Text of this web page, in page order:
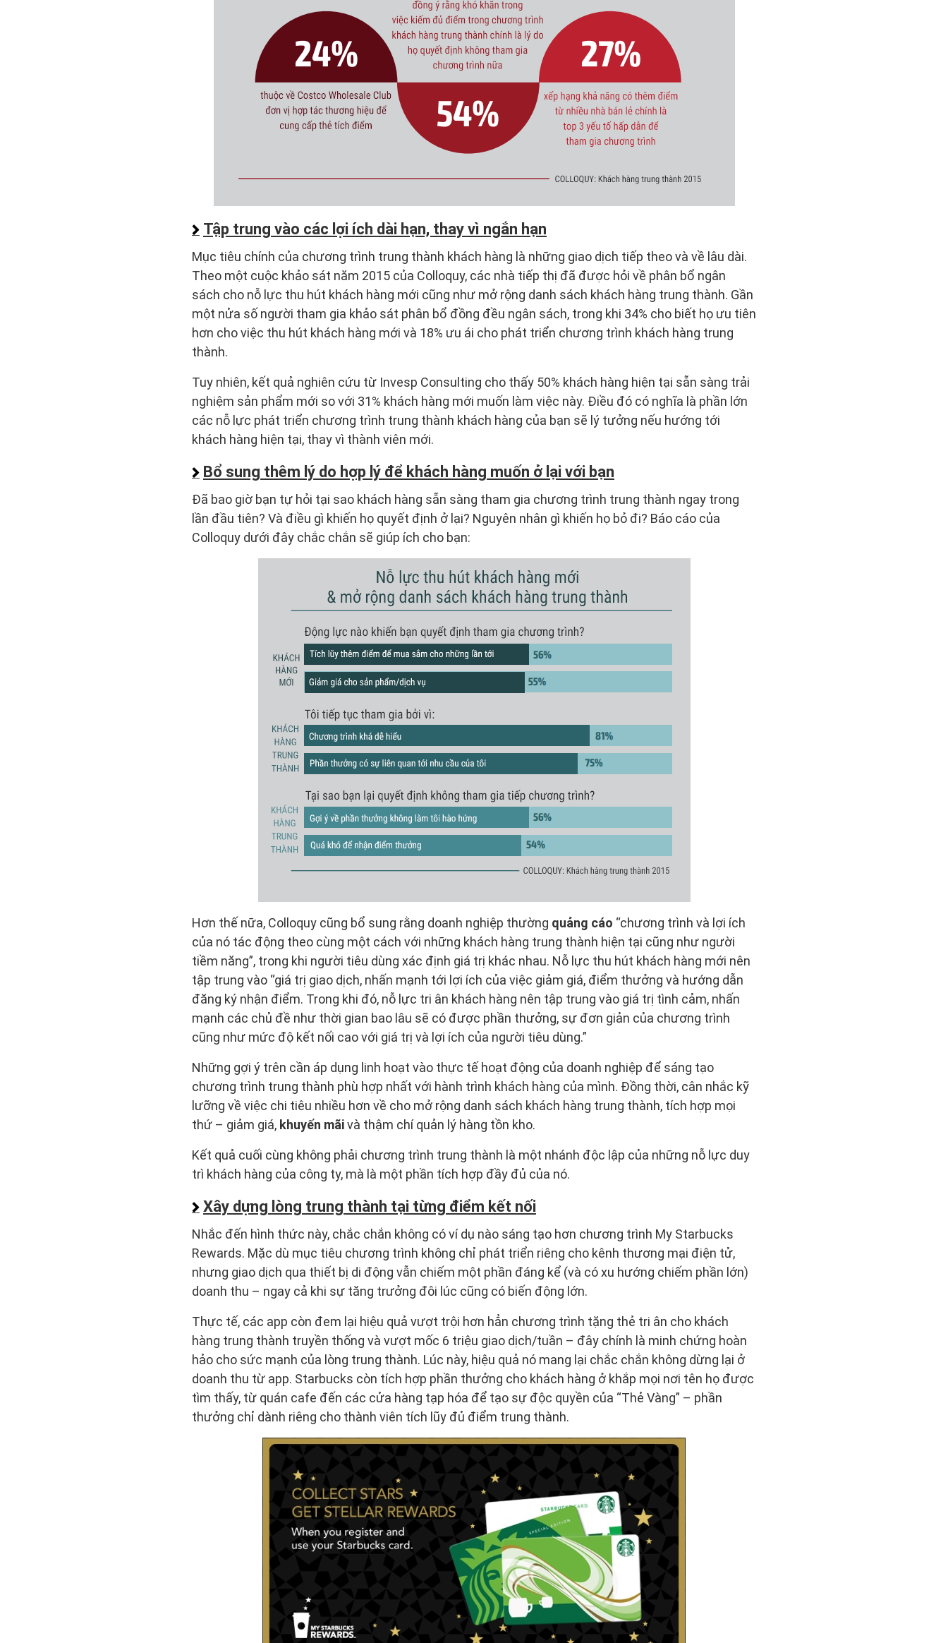
Tập trung vào các lợi ích dài hạn, thay vì ngắn hạn
Mục tiêu chính của chương trình trung thành khách hàng là những giao dịch tiếp theo và về lâu dài.
Theo một cuộc khảo sát năm 2015 của Colloquy, các nhà tiếp thị đã được hỏi về phân bổ ngân
sách cho nỗ lực thu hút khách hàng mới cũng như mở rộng danh sách khách hàng trung thành. Gần
một nửa số người tham gia khảo sát phân bổ đồng đều ngân sách, trong khi 34% cho biết họ ưu tiên
hơn cho việc thu hút khách hàng mới và 18% ưu ái cho phát triển chương trình khách hàng trung
thành.
Tuy nhiên, kết quả nghiên cứu từ Invesp Consulting cho thấy 50% khách hàng hiện tại sẵn sàng trải
nghiệm sản phẩm mới so với 31% khách hàng mới muốn làm việc này. Điều đó có nghĩa là phần lớn
các nỗ lực phát triển chương trình trung thành khách hàng của bạn sẽ lý tưởng nếu hướng tới
khách hàng hiện tại, thay vì thành viên mới.
Bổ sung thêm lý do hợp lý để khách hàng muốn ở lại với bạn
Đã bao giờ bạn tự hỏi tại sao khách hàng sẵn sàng tham gia chương trình trung thành ngay trong
lần đầu tiên? Và điều gì khiến họ quyết định ở lại? Nguyên nhân gì khiến họ bỏ đi? Báo cáo của
Colloquy dưới đây chắc chắn sẽ giúp ích cho bạn:
Hơn thế nữa, Colloquy cũng bổ sung rằng doanh nghiệp thường quảng cáo “chương trình và lợi ích
của nó tác động theo cùng một cách với những khách hàng trung thành hiện tại cũng như người
tiềm năng”, trong khi người tiêu dùng xác định giá trị khác nhau. Nỗ lực thu hút khách hàng mới nên
tập trung vào “giá trị giao dịch, nhấn mạnh tới lợi ích của việc giảm giá, điểm thưởng và hướng dẫn
đăng ký nhận điểm. Trong khi đó, nỗ lực tri ân khách hàng nên tập trung vào giá trị tình cảm, nhấn
mạnh các chủ đề như thời gian bao lâu sẽ có được phần thưởng, sự đơn giản của chương trình
cũng như mức độ kết nối cao với giá trị và lợi ích của người tiêu dùng.”
Những gợi ý trên cần áp dụng linh hoạt vào thực tế hoạt động của doanh nghiệp để sáng tạo
chương trình trung thành phù hợp nhất với hành trình khách hàng của mình. Đồng thời, cân nhắc kỹ
lưỡng về việc chi tiêu nhiều hơn về cho mở rộng danh sách khách hàng trung thành, tích hợp mọi
thứ – giảm giá, khuyến mãivà thậm chí quản lý hàng tồn kho.
Kết quả cuối cùng không phải chương trình trung thành là một nhánh độc lập của những nỗ lực duy
trì khách hàng của công ty, mà là một phần tích hợp đầy đủ của nó.
Xây dựng lòng trung thành tại từng điểm kết nối
Nhắc đến hình thức này, chắc chắn không có ví dụ nào sáng tạo hơn chương trình My Starbucks
Rewards. Mặc dù mục tiêu chương trình không chỉ phát triển riêng cho kênh thương mại điện tử,
nhưng giao dịch qua thiết bị di động vẫn chiếm một phần đáng kể (và có xu hướng chiếm phần lớn)
doanh thu – ngay cả khi sự tăng trưởng đôi lúc cũng có biến động lớn.
Thực tế, các app còn đem lại hiệu quả vượt trội hơn hẳn chương trình tặng thẻ tri ân cho khách
hàng trung thành truyền thống và vượt mốc 6 triệu giao dịch/tuần – đây chính là minh chứng hoàn
hảo cho sức mạnh của lòng trung thành. Lúc này, hiệu quả nó mang lại chắc chắn không dừng lại ở
doanh thu từ app. Starbucks còn tích hợp phần thưởng cho khách hàng ở khắp mọi nơi tên họ được
tìm thấy, từ quán cafe đến các cửa hàng tạp hóa để tạo sự độc quyền của “Thẻ Vàng” – phần
thưởng chỉ dành riêng cho thành viên tích lũy đủ điểm trung thành.